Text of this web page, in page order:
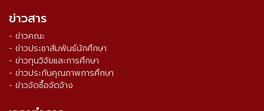
ข่าวสาร
- ข่าวคณะ
- ข่าวประชาสัมพันธ์นักศึกษา
- ข่าวทุนวิจัยและการศึกษา
- ข่าวประกันคุณภาพการศึกษา
- ข่าวจัดซื้อจัดจ้าง